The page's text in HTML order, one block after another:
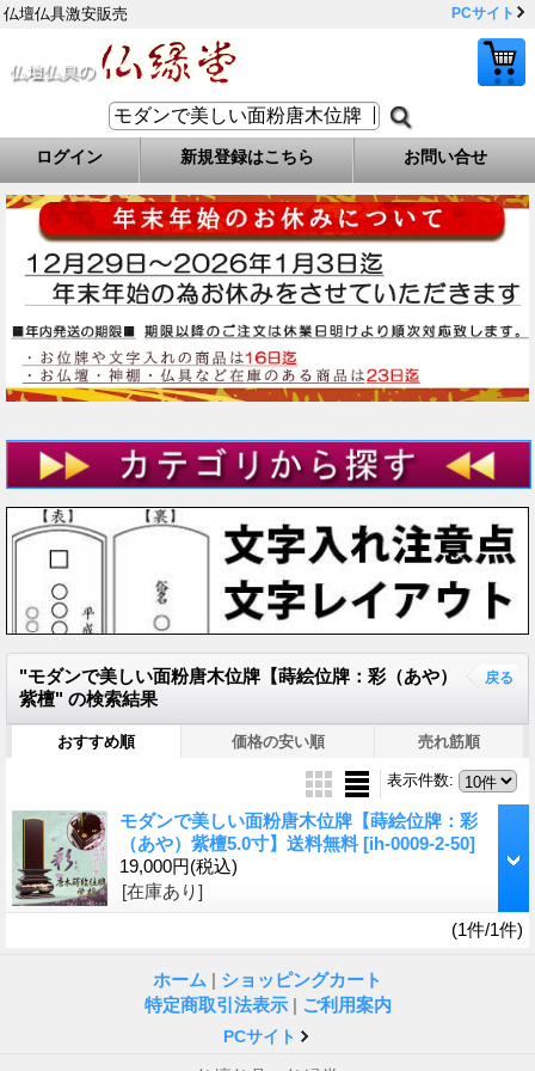
仏壇仏具激安販売 PCサイト
ログイン 新規登録はこちら お問い合せ
"モダンで美しい面粉唐木位牌【蒔絵位牌：彩（あや）
紫檀" の検索結果
戻る
おすすめ順 価格の安い順 売れ筋順
表示件数:
モダンで美しい面粉唐木位牌【蒔絵位牌：彩
（あや）紫檀5.0寸】送料無料 [ih-0009-2-50]
19,000円(税込)
[在庫あり]
(1件/1件)
ホーム | ショッピングカート
特定商取引法表示 | ご利用案内
PCサイト